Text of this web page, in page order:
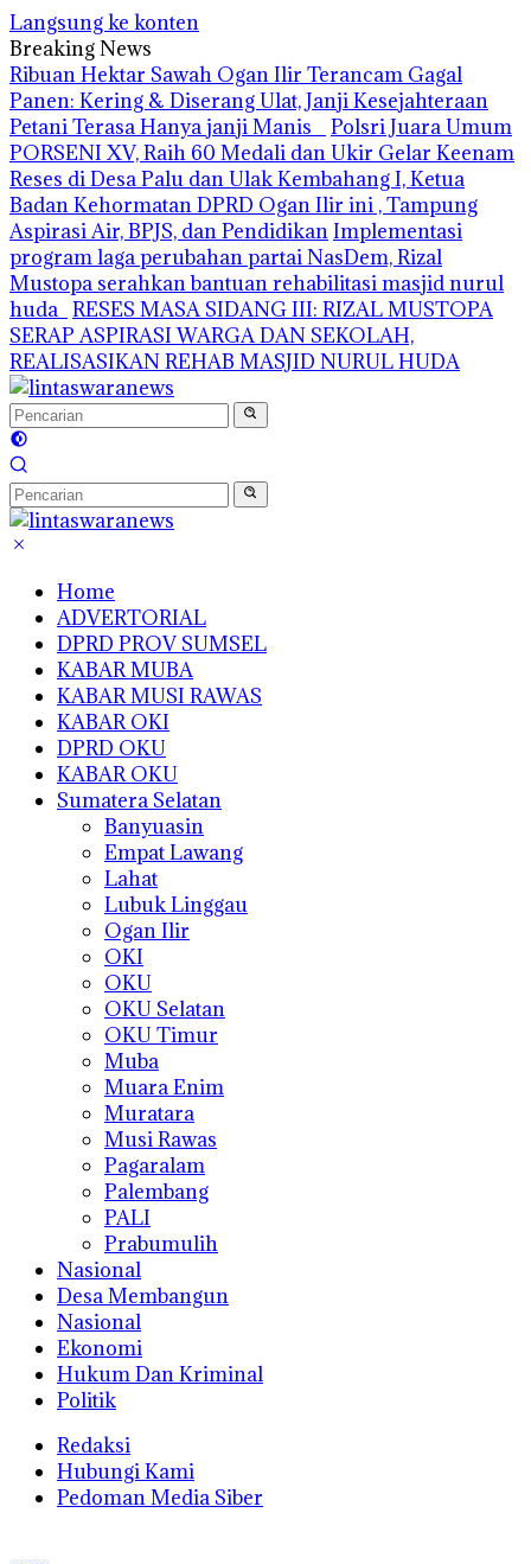
Langsung ke konten
Breaking News
Ribuan Hektar Sawah Ogan Ilir Terancam Gagal
Panen: Kering & Diserang Ulat, Janji Kesejahteraan
Petani Terasa Hanya janji Manis
Polsri Juara Umum
PORSENI XV, Raih 60 Medali dan Ukir Gelar Keenam
Reses di Desa Palu dan Ulak Kembahang I, Ketua
Badan Kehormatan DPRD Ogan Ilir ini , Tampung
Aspirasi Air, BPJS, dan PendidikanImplementasi
program laga perubahan partai NasDem, Rizal
Mustopa serahkan bantuan rehabilitasi masjid nurul
huda RESES MASA SIDANG III: RIZAL MUSTOPA
SERAP ASPIRASI WARGA DAN SEKOLAH,
REALISASIKAN REHAB MASJID NURUL HUDA
Home
ADVERTORIAL
DPRD PROV SUMSEL
KABAR MUBA
KABAR MUSI RAWAS
KABAR OKI
DPRD OKU
KABAR OKU
Sumatera Selatan
Banyuasin
Empat Lawang
Lahat
Lubuk Linggau
Ogan Ilir
OKI
OKU
OKU Selatan
OKU Timur
Muba
Muara Enim
Muratara
Musi Rawas
Pagaralam
Palembang
PALI
Prabumulih
Nasional
Desa Membangun
Nasional
Ekonomi
Hukum Dan Kriminal
Politik
Redaksi
Hubungi Kami
Pedoman Media Siber